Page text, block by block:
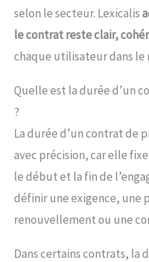
selon le secteur. Lexicalis
le contrat reste clair,
chaque utilisateur dans le
Quelle est la durée d’un
?
La durée d’un contrat
avec précision, car elle
le début et la fin de
définir une exigence, une
renouvellement ou une
Dans certains contrats, la